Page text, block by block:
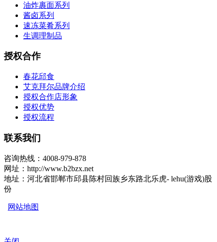
油炸裹面系列
酱卤系列
速冻菜肴系列
生调理制品
授权合作
春花邱食
艾克拜尔品牌介绍
授权合作店形象
授权优势
授权流程
联系我们
咨询热线：4008-979-878
网址：http://www.b2bzx.net
地址：河北省邯郸市邱县陈村回族乡东路北乐虎- lehu(游戏)股
份
网站地图